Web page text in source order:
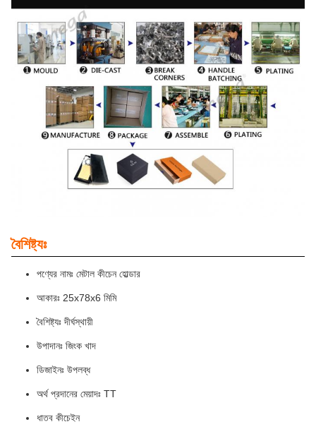
বৈশিষ্ট্যঃ
পণ্যের নামঃ মেটাল কীচেন হোল্ডার
আকারঃ 25x78x6 মিমি
বৈশিষ্ট্যঃ দীর্ঘস্থায়ী
উপাদানঃ জিংক খাদ
ডিজাইনঃ উপলব্ধ
অর্থ প্রদানের মেয়াদঃ TT
ধাতব কীচেইন